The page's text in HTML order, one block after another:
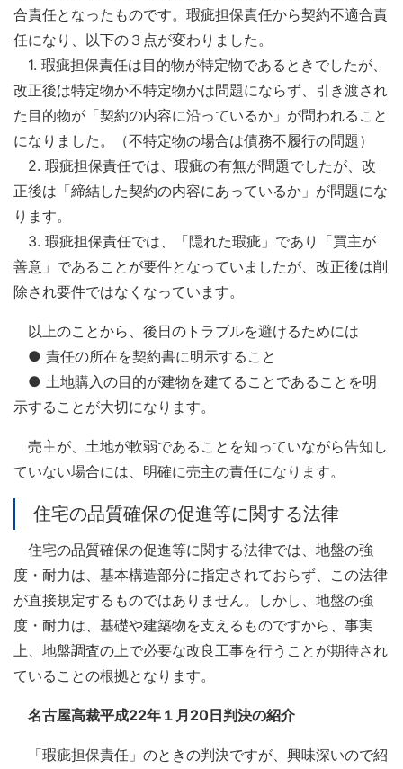
合責任となったものです。瑕疵担保責任から契約不適合責
任になり、以下の３点が変わりました。
1. 瑕疵担保責任は目的物が特定物であるときでしたが、
改正後は特定物か不特定物かは問題にならず、引き渡され
た目的物が「契約の内容に沿っているか」が問われること
になりました。（不特定物の場合は債務不履行の問題）
2. 瑕疵担保責任では、瑕疵の有無が問題でしたが、改
正後は「締結した契約の内容にあっているか」が問題にな
ります。
3. 瑕疵担保責任では、「隠れた瑕疵」であり「買主が
善意」であることが要件となっていましたが、改正後は削
除され要件ではなくなっています。
以上のことから、後日のトラブルを避けるためには
● 責任の所在を契約書に明示すること
● 土地購入の目的が建物を建てることであることを明
示することが大切になります。
売主が、土地が軟弱であることを知っていながら告知し
ていない場合には、明確に売主の責任になります。
住宅の品質確保の促進等に関する法律
住宅の品質確保の促進等に関する法律では、地盤の強
度・耐力は、基本構造部分に指定されておらず、この法律
が直接規定するものではありません。しかし、地盤の強
度・耐力は、基礎や建築物を支えるものですから、事実
上、地盤調査の上で必要な改良工事を行うことが期待され
ていることの根拠となります。
名古屋高裁平成22年１月20日判決の紹介
「瑕疵担保責任」のときの判決ですが、興味深いので紹